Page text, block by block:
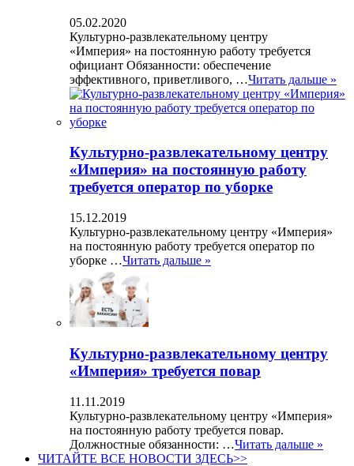
05.02.2020
Культурно-развлекательному центру
«Империя» на постоянную работу требуется
официант Обязанности: обеспечение
эффективного, приветливого, …Читать дальше »
Культурно-развлекательному центру
«Империя» на постоянную работу
требуется оператор по уборке
15.12.2019
Культурно-развлекательному центру «Империя»
на постоянную работу требуется оператор по
уборке …Читать дальше »
Культурно-развлекательному центру
«Империя» требуется повар
11.11.2019
Культурно-развлекательному центру «Империя»
на постоянную работу требуется повар.
Должностные обязанности: …Читать дальше »
ЧИТАЙТЕ ВСЕ НОВОСТИ ЗДЕСЬ>>